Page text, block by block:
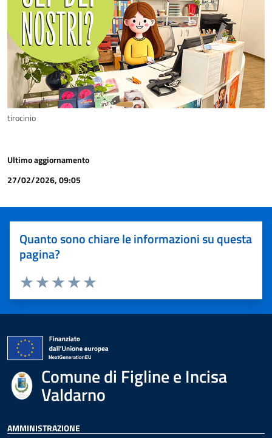
tirocinio
Ultimo aggiornamento
27/02/2026, 09:05
Quanto sono chiare le informazioni su questa
pagina?
Valuta 5 stelle su 5
Valuta 4 stelle su 5
Valuta 3 stelle su 5
Valuta 2 stelle su 5
Valuta 1 stelle su 5
Comune di Figline e Incisa
Valdarno
AMMINISTRAZIONE